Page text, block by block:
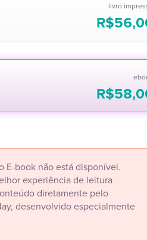
livro
R$
R$
E-book não está disponível.
experiência de leitura
diretamente pelo
desenvolvido especialmente